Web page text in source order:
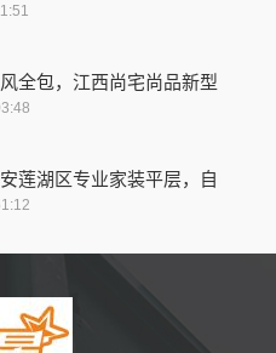
全包，江西尚宅尚品新型
莲湖区专业家装平层，自